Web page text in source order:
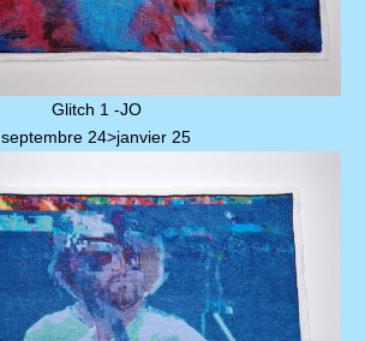
Glitch 1 -JO
septembre 24>janvier 25